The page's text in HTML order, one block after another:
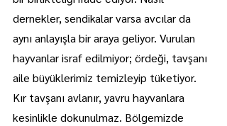
dernekler, sendikalar varsa avcılar da
aynı anlayışla bir araya geliyor. Vurulan
hayvanlar israf edilmiyor; ördeği, tavşanı
aile büyüklerimiz temizleyip tüketiyor.
Kır tavşanı avlanır, yavru hayvanlara
kesinlikle dokunulmaz. Bölgemizde